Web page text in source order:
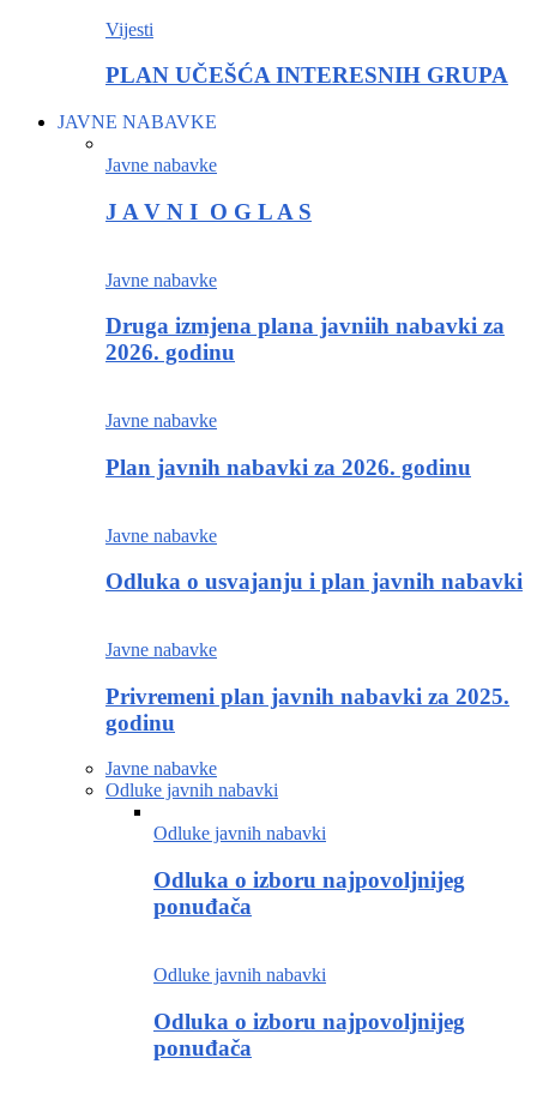
Vijesti
PLAN UČEŠĆA INTERESNIH GRUPA
JAVNE NABAVKE
Javne nabavke
J A V N I O G L A S
Javne nabavke
Druga izmjena plana javniih nabavki za
2026. godinu
Javne nabavke
Plan javnih nabavki za 2026. godinu
Javne nabavke
Odluka o usvajanju i plan javnih nabavki
Javne nabavke
Privremeni plan javnih nabavki za 2025.
godinu
Javne nabavke
Odluke javnih nabavki
Odluke javnih nabavki
Odluka o izboru najpovoljnijeg
ponuđača
Odluke javnih nabavki
Odluka o izboru najpovoljnijeg
ponuđača